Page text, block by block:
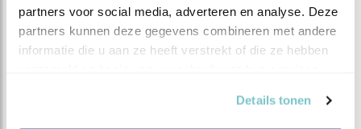
partners voor social media, adverteren en analyse. Deze
partners kunnen deze gegevens combineren met andere
informatie die u aan ze heeft verstrekt of die ze hebben
Details tonen
DEEL DIT FILMPJE
Kuikens grijpen de macht